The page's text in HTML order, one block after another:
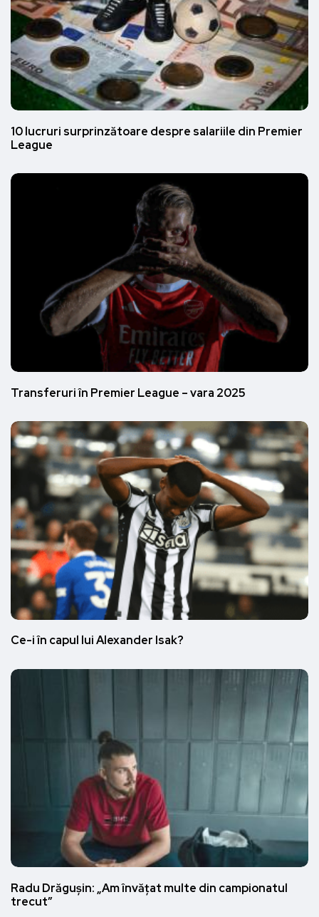
10 lucruri surprinzătoare despre salariile din Premier
League
Transferuri în Premier League – vara 2025
Ce-i în capul lui Alexander Isak?
Radu Drăgușin: „Am învățat multe din campionatul
trecut”